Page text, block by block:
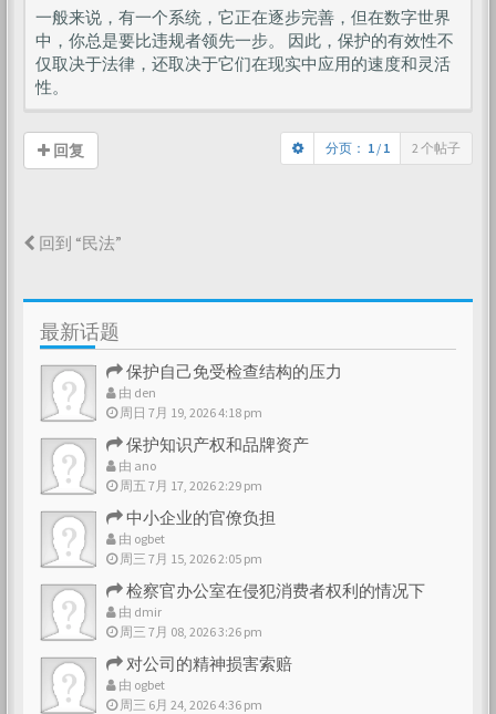
一般来说，有一个系统，它正在逐步完善，但在数字世界
中，你总是要比违规者领先一步。 因此，保护的有效性不
仅取决于法律，还取决于它们在现实中应用的速度和灵活
性。
回复 分页： 1 / 1 2 个帖子
回到 “民法”
最新话题
保护自己免受检查结构的压力
由 den
周日 7月 19, 2026 4:18 pm
保护知识产权和品牌资产
由 ano
周五 7月 17, 2026 2:29 pm
中小企业的官僚负担
由 ogbet
周三 7月 15, 2026 2:05 pm
检察官办公室在侵犯消费者权利的情况下
由 dmir
周三 7月 08, 2026 3:26 pm
对公司的精神损害索赔
由 ogbet
周三 6月 24, 2026 4:36 pm